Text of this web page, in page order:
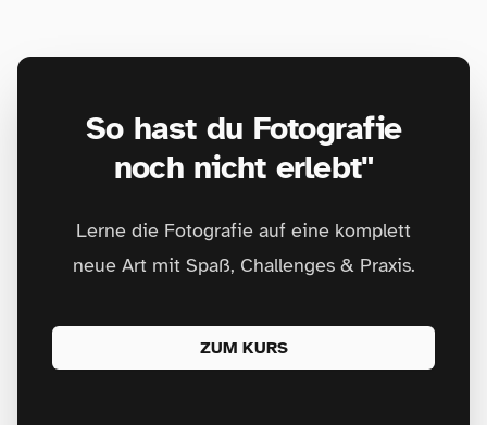
So hast du Fotografie
noch nicht erlebt"
Lerne die Fotografie auf eine komplett
neue Art mit Spaß, Challenges & Praxis.
ZUM KURS